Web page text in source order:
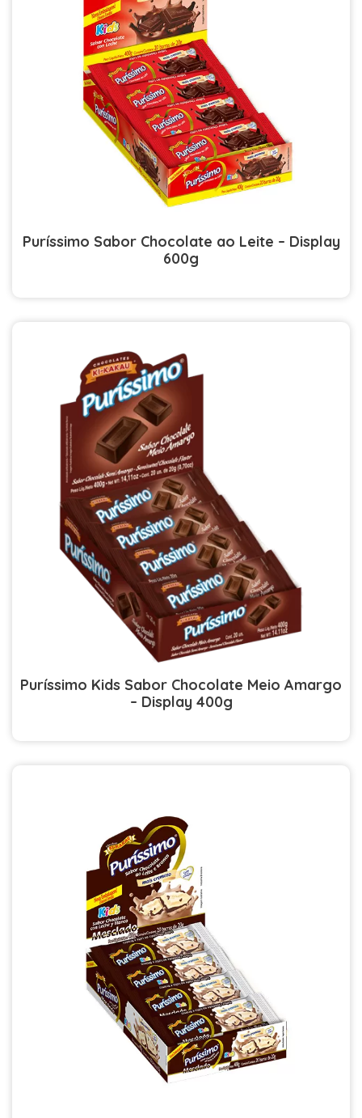
Puríssimo Sabor Chocolate ao Leite – Display
600g
Puríssimo Kids Sabor Chocolate Meio Amargo
– Display 400g